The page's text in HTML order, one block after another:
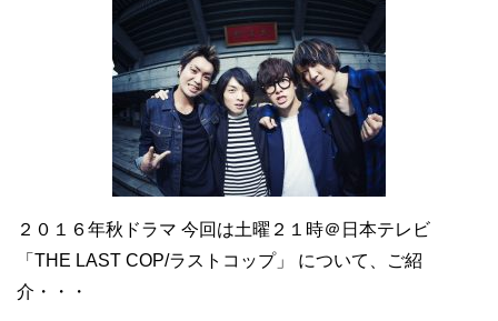
２０１６年秋ドラマ 今回は土曜２１時＠日本テレビ
「THE LAST COP/ラストコップ」 について、ご紹
介・・・